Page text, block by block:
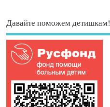
Давайте поможем детишкам!